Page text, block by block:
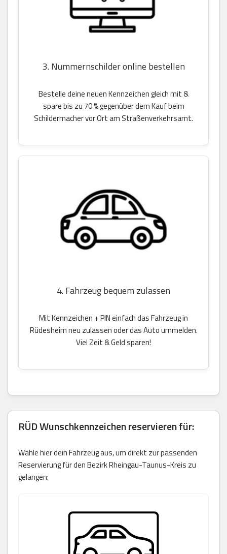
3. Nummernschilder online bestellen
Bestelle deine neuen Kennzeichen gleich mit &
spare bis zu 70 % gegenüber dem Kauf beim
Schildermacher vor Ort am Straßenverkehrsamt.
4. Fahrzeug bequem zulassen
Mit Kennzeichen + PIN einfach das Fahrzeug in
Rüdesheim neu zulassen oder das Auto ummelden.
Viel Zeit & Geld sparen!
RÜD Wunschkennzeichen reservieren für:
Wähle hier dein Fahrzeug aus, um direkt zur passenden
Reservierung für den Bezirk Rheingau-Taunus-Kreis zu
gelangen: